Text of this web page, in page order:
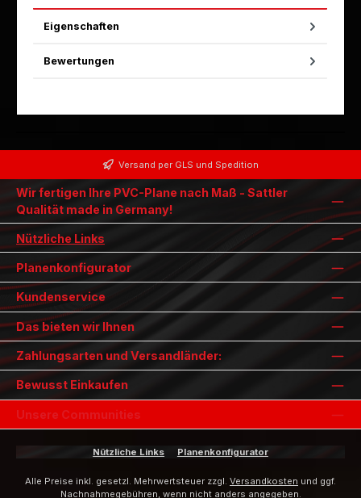
Eigenschaften
Bewertungen
Versand per GLS und Spedition
Wir fertigen Ihre PVC-Plane nach Maß - Sattler
Qualität made in Germany!
Nützliche Links
Planenkonfigurator
Kundenservice
Das bieten wir Ihnen
Zahlungsarten und Versandländer:
Bewusst Einkaufen
Unsere Communities
Nützliche Links Planenkonfigurator
Alle Preise inkl. gesetzl. Mehrwertsteuer zzgl. Versandkosten und ggf.
Nachnahmegebühren, wenn nicht anders angegeben.